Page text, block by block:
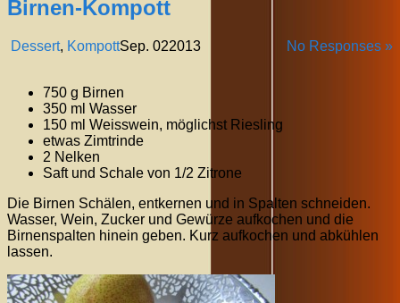
Birnen-Kompott
Dessert, Kompott No Responses »
Sep. 022013
750 g Birnen
350 ml Wasser
150 ml Weisswein, möglichst Riesling
etwas Zimtrinde
2 Nelken
Saft und Schale von 1/2 Zitrone
Die Birnen Schälen, entkernen und in Spalten schneiden.
Wasser, Wein, Zucker und Gewürze aufkochen und die
Birnenspalten hinein geben. Kurz aufkochen und abkühlen
lassen.